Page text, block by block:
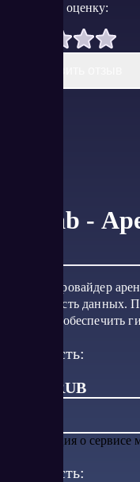
Поставить оценку:
Vmlab -
Vmlab – провайдер
безопасность данных.
затраты и обеспечить
Стоимость:
от 799 RUB
Информация о
Стоимость: